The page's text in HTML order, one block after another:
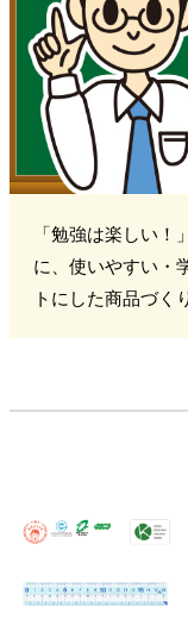
「勉強は楽しい
に、使いやすい・
トにした商品づく